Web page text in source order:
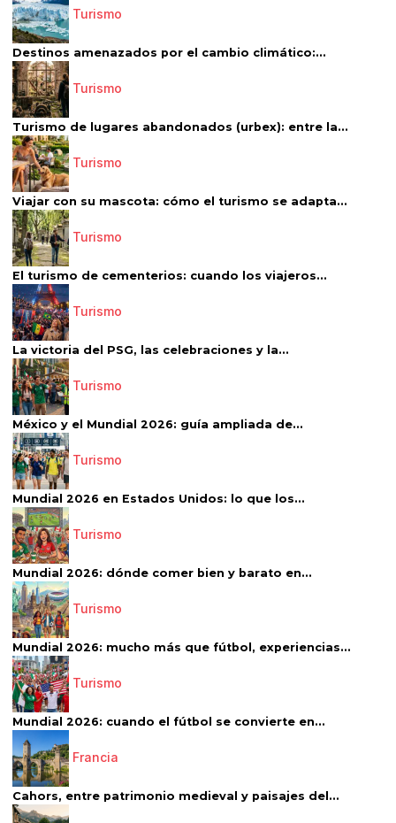
Turismo
Destinos amenazados por el cambio climático:...
Turismo
Turismo de lugares abandonados (urbex): entre la...
Turismo
Viajar con su mascota: cómo el turismo se adapta...
Turismo
El turismo de cementerios: cuando los viajeros...
Turismo
La victoria del PSG, las celebraciones y la...
Turismo
México y el Mundial 2026: guía ampliada de...
Turismo
Mundial 2026 en Estados Unidos: lo que los...
Turismo
Mundial 2026: dónde comer bien y barato en...
Turismo
Mundial 2026: mucho más que fútbol, experiencias...
Turismo
Mundial 2026: cuando el fútbol se convierte en...
Francia
Cahors, entre patrimonio medieval y paisajes del...